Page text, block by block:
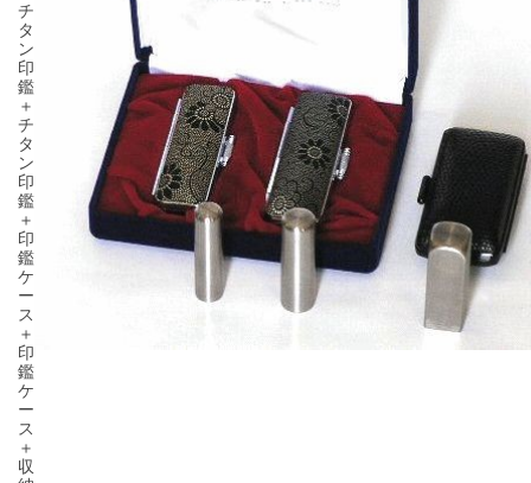
チ
タ
ン
印
鑑
＋
チ
タ
ン
印
鑑
＋
印
鑑
ケ
ー
ス
＋
印
鑑
ケ
ー
ス
＋
収